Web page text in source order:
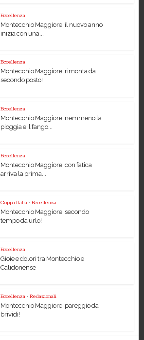
Eccellenza
Montecchio Maggiore, il nuovo anno
inizia con una...
Eccellenza
Montecchio Maggiore, rimonta da
secondo posto!
Eccellenza
Montecchio Maggiore, nemmeno la
pioggia e il fango...
Eccellenza
Montecchio Maggiore, con fatica
arriva la prima...
Coppa Italia • Eccellenza
Montecchio Maggiore, secondo
tempo da urlo!
Eccellenza
Gioie e dolori tra Montecchio e
Calidonense
Eccellenza • Redazionali
Montecchio Maggiore, pareggio da
brividi!